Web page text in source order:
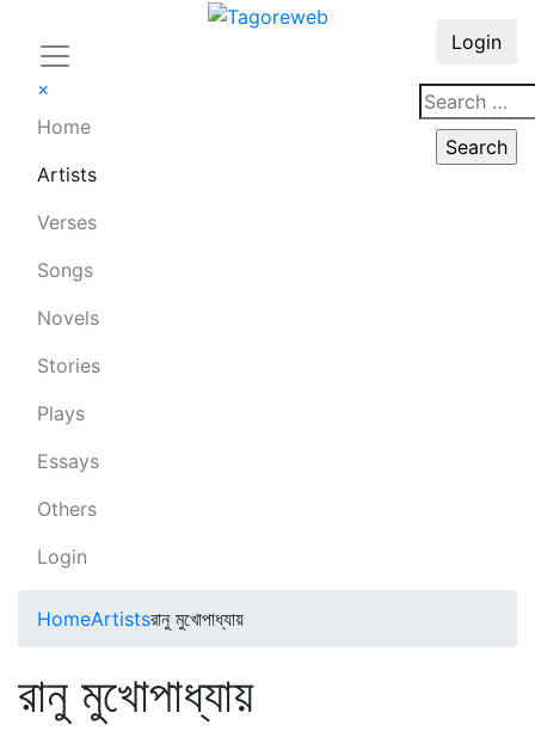
×
Home
Artists
Verses
Songs
Novels
Stories
Plays
Essays
Others
Login
Login
HomeArtistsরানু মুখোপাধ্যায়
রানু মুখোপাধ্যায়